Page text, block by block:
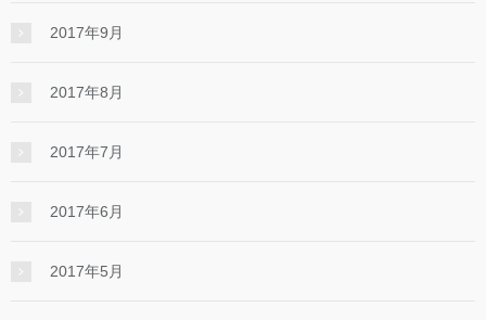
2017年9月
2017年8月
2017年7月
2017年6月
2017年5月